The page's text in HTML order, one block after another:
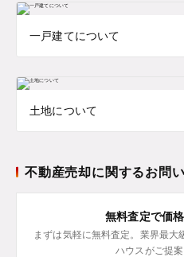
一戸建てについて
土地について
不動産売却に関するお問
無料査定で価
まずは気軽に無料査定。業界最大
ハウスがご提案